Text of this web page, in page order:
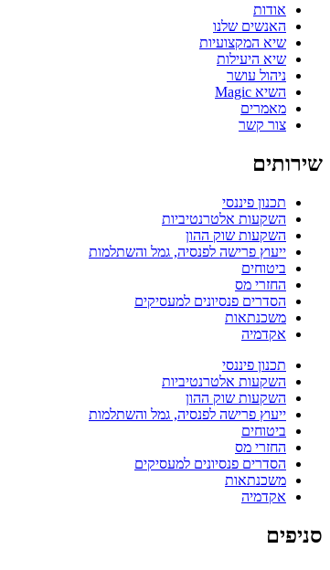
אודות
האנשים שלנו
שיא המקצועיות
שיא היעילות
ניהול עושר
השיא Magic
מאמרים
צור קשר
שירותים
תכנון פיננסי
השקעות אלטרנטיביות
השקעות שוק ההון
ייעוץ פרישה לפנסיה, גמל והשתלמות
ביטוחים
החזרי מס
הסדרים פנסיונים למעסיקים
משכנתאות
אקדמיה
תכנון פיננסי
השקעות אלטרנטיביות
השקעות שוק ההון
ייעוץ פרישה לפנסיה, גמל והשתלמות
ביטוחים
החזרי מס
הסדרים פנסיונים למעסיקים
משכנתאות
אקדמיה
סניפים